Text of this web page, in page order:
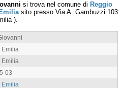
si trova nel comune di Reggio
sito presso Via A. Gambuzzi 103
).
Emilia
Emilia
03
Emilia